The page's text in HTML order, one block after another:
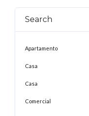
Search
Apartamento
Casa
Casa
Comercial